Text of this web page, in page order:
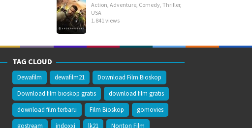
Action Adventure Comedy Thriller,
USA
1.841 views
TAG CLOUD
Dewafilm dewafilm21
Download Film Bioskop
Download film bioskop gratis
download film gratis
download film terbaru
Film Bioskop
gomovies
gostream
indoxxi lk21 Nonton Film